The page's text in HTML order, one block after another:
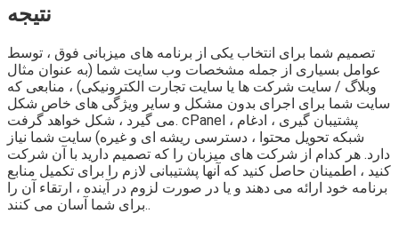
نتیجه
تصمیم شما برای انتخاب یکی از برنامه های میزبانی فوق ، توسط
عوامل بسیاری از جمله مشخصات وب سایت شما (به عنوان مثال
وبلاگ / سایت شرکت ها یا سایت تجارت الکترونیکی) ، منابعی که
سایت شما برای اجرای بدون مشکل و سایر ویژگی های خاص شکل
می گیرد ، شکل خواهد گرفت. cPanel ، پشتیبان گیری ، ادغام
شبکه تحویل محتوا ، دسترسی ریشه ای و غیره) سایت شما نیاز
دارد. هر کدام از شرکت های میزبان را که تصمیم دارید با آن شرکت
کنید ، اطمینان حاصل کنید که آنها پشتیبانی لازم را برای تکمیل منابع
برنامه خود ارائه می دهند و یا در صورت لزوم در آینده ، ارتقاء آن را
برای شما آسان می کنند..